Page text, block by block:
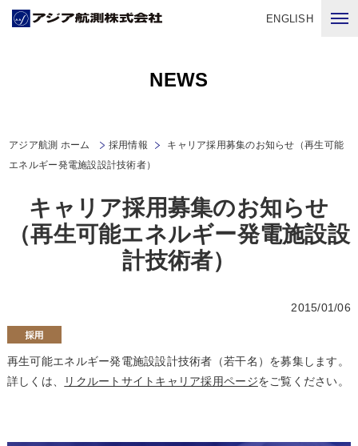
ENGLISH
NEWS
アジア航測 ホーム 採用情報
キャリア採用募集のお知らせ（再生可能
エネルギー発電施設設計技術者）
キャリア採用募集のお知らせ
（再生可能エネルギー発電施設設
計技術者）
2015/01/06
再生可能エネルギー発電施設設計技術者（若干名）を募集します。
詳しくは、
リクルートサイトキャリア採用ページをご覧ください。